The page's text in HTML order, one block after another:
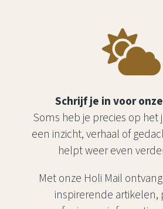

Schrijf je in voor
Soms heb je precies op
een inzicht, verhaal of
helpt weer even
Met onze Holi Mail
inspirerende artikelen,